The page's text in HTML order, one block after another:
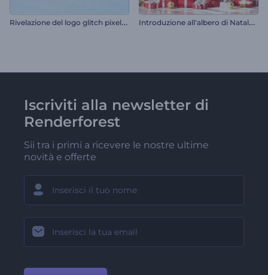
R
ivelazione del logo glitch pixelato I
ntroduzione all'albero di Natale decorato
Iscriviti alla newsletter di
Renderforest
Sii tra i primi a ricevere le nostre ultime
novità e offerte